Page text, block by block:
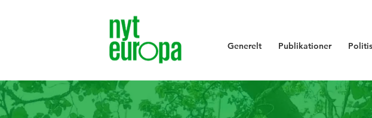
Generelt Publikationer